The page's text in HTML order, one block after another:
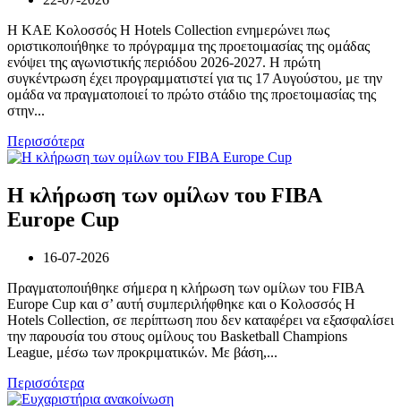
Η ΚΑΕ Κολοσσός H Hotels Collection ενημερώνει πως
οριστικοποιήθηκε το πρόγραμμα της προετοιμασίας της ομάδας
ενόψει της αγωνιστικής περιόδου 2026-2027. Η πρώτη
συγκέντρωση έχει προγραμματιστεί για τις 17 Αυγούστου, με την
ομάδα να πραγματοποιεί το πρώτο στάδιο της προετοιμασίας της
στην...
Περισσότερα
Η κλήρωση των ομίλων του FIBA
Europe Cup
16-07-2026
Πραγματοποιήθηκε σήμερα η κλήρωση των ομίλων του FIBA
Europe Cup και σ’ αυτή συμπεριλήφθηκε και ο Κολοσσός H
Hotels Collection, σε περίπτωση που δεν καταφέρει να εξασφαλίσει
την παρουσία του στους ομίλους του Basketball Champions
League, μέσω των προκριματικών. Με βάση,...
Περισσότερα